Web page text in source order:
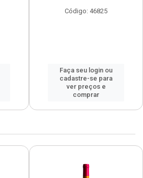
Código: 46825
Faça seu login ou
cadastre-se para
ver preços e
comprar